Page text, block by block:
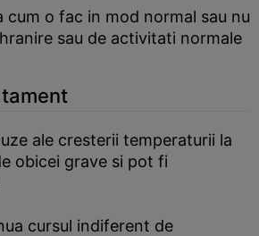
cum o fac in mod normal sau nu
sau de activitati normale
ale cresterii temperaturii la
obicei grave si pot fi
cursul indiferent de